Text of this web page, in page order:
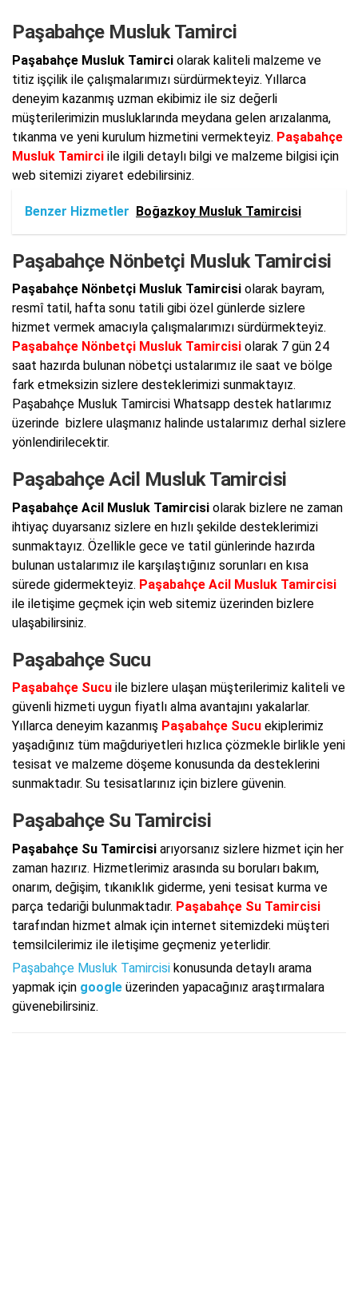
Paşabahçe Musluk Tamirci
Paşabahçe Musluk Tamirci olarak kaliteli malzeme ve
titiz işçilik ile çalışmalarımızı sürdürmekteyiz. Yıllarca
deneyim kazanmış uzman ekibimiz ile siz değerli
müşterilerimizin musluklarında meydana gelen arızalanma,
tıkanma ve yeni kurulum hizmetini vermekteyiz. Paşabahçe
Musluk Tamirci ile ilgili detaylı bilgi ve malzeme bilgisi için
web sitemizi ziyaret edebilirsiniz.
Benzer Hizmetler Boğazkoy Musluk Tamircisi
Paşabahçe Nönbetçi Musluk Tamircisi
Paşabahçe Nönbetçi Musluk Tamircisi olarak bayram,
resmî tatil, hafta sonu tatili gibi özel günlerde sizlere
hizmet vermek amacıyla çalışmalarımızı sürdürmekteyiz.
Paşabahçe Nönbetçi Musluk Tamircisi olarak 7 gün 24
saat hazırda bulunan nöbetçi ustalarımız ile saat ve bölge
fark etmeksizin sizlere desteklerimizi sunmaktayız.
Paşabahçe Musluk Tamircisi Whatsapp destek hatlarımız
üzerinde bizlere ulaşmanız halinde ustalarımız derhal sizlere
yönlendirilecektir.
Paşabahçe Acil Musluk Tamircisi
Paşabahçe Acil Musluk Tamircisi olarak bizlere ne zaman
ihtiyaç duyarsanız sizlere en hızlı şekilde desteklerimizi
sunmaktayız. Özellikle gece ve tatil günlerinde hazırda
bulunan ustalarımız ile karşılaştığınız sorunları en kısa
sürede gidermekteyiz. Paşabahçe Acil Musluk Tamircisi
ile iletişime geçmek için web sitemiz üzerinden bizlere
ulaşabilirsiniz.
Paşabahçe Sucu
Paşabahçe Sucu ile bizlere ulaşan müşterilerimiz kaliteli ve
güvenli hizmeti uygun fiyatlı alma avantajını yakalarlar.
Yıllarca deneyim kazanmış Paşabahçe Sucu ekiplerimiz
yaşadığınız tüm mağduriyetleri hızlıca çözmekle birlikle yeni
tesisat ve malzeme döşeme konusunda da desteklerini
sunmaktadır. Su tesisatlarınız için bizlere güvenin.
Paşabahçe Su Tamircisi
Paşabahçe Su Tamircisi arıyorsanız sizlere hizmet için her
zaman hazırız. Hizmetlerimiz arasında su boruları bakım,
onarım, değişim, tıkanıklık giderme, yeni tesisat kurma ve
parça tedariği bulunmaktadır. Paşabahçe Su Tamircisi
tarafından hizmet almak için internet sitemizdeki müşteri
temsilcilerimiz ile iletişime geçmeniz yeterlidir.
Paşabahçe Musluk Tamircisi konusunda detaylı arama
yapmak için google üzerinden yapacağınız araştırmalara
güvenebilirsiniz.